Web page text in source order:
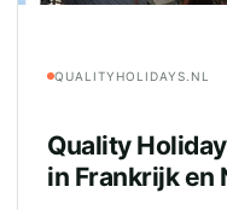
QUALITYHOLIDAYS.NL
Quality
in Frankrijk en